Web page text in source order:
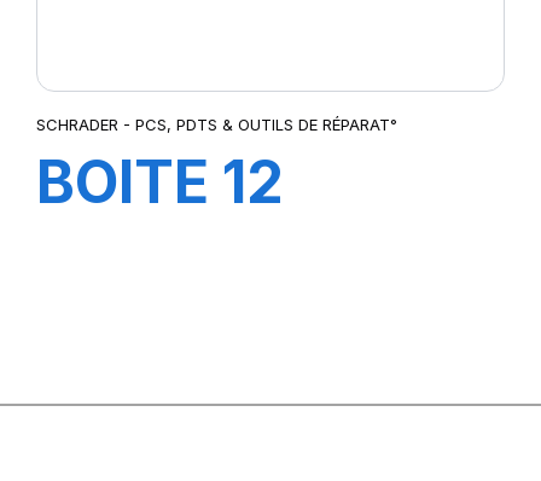
SCHRADER - PCS, PDTS & OUTILS DE RÉPARAT°
BOITE 12
CAOUTCHOUC